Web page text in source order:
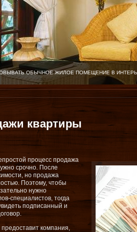
ОБЫЧНОЕ ЖИЛОЕ ПОМЕЩЕНИЕ В
квартиры
процесс продажа
срочно. После
но продажа
Поэтому, чтобы
нужно
специалистов, тогда
подписанный и
компания,